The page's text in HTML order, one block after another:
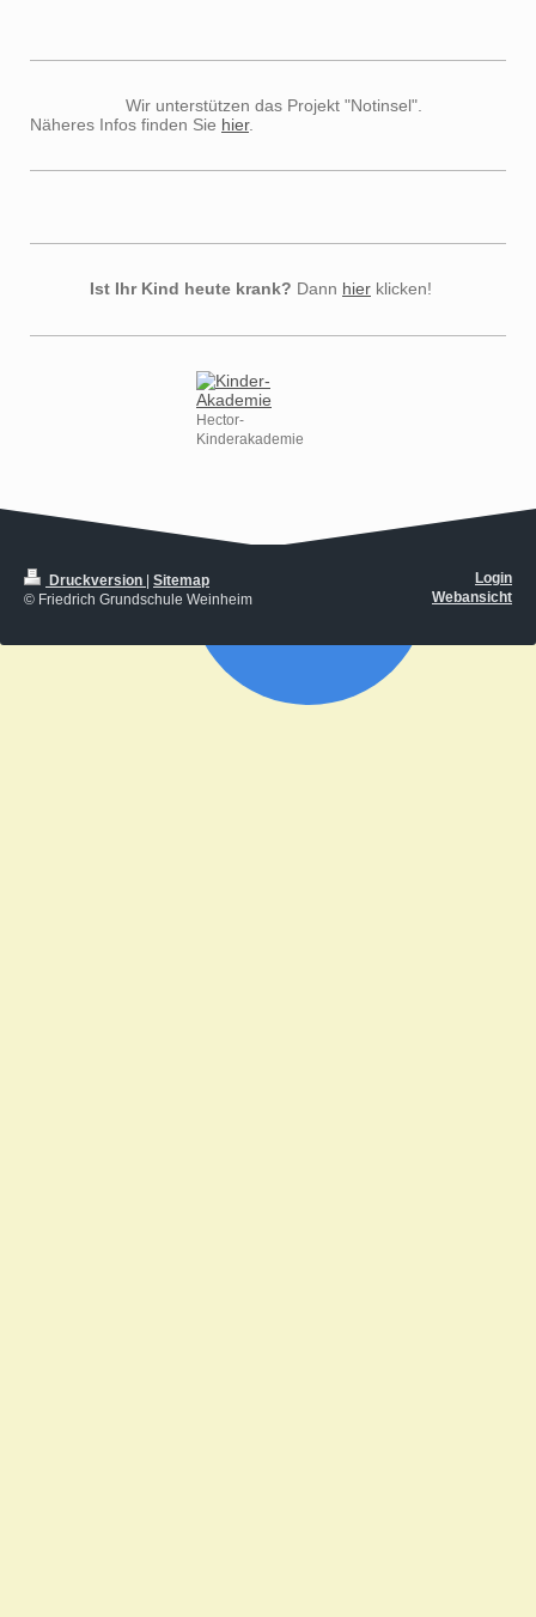
Wir unterstützen das Projekt "Notinsel".
Näheres Infos finden Sie hier.
Ist Ihr Kind heute krank? Dann hier klicken!
Hector-
Kinderakademie
Druckversion
Sitemap
© Friedrich Grundschule Weinheim
Login
Webansicht